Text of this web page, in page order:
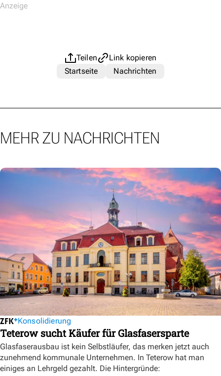
Teilen
Link kopieren
Startseite
Nachrichten
MEHR ZU NACHRICHTEN
Konsolidierung
Teterow sucht Käufer für Glasfasersparte
Glasfaserausbau ist kein Selbstläufer, das merken jetzt auch
zunehmend kommunale Unternehmen. In Teterow hat man
einiges an Lehrgeld gezahlt. Die Hintergründe: